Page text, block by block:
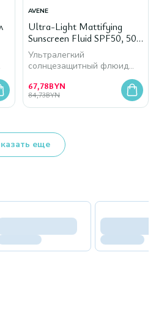
AVENE
Ultra-Light Mattifying
Sunscreen Fluid SPF50, 50
мл
Ультралегкий
солнцезащитный флюид
67,78BYN
84,73BYN
еще